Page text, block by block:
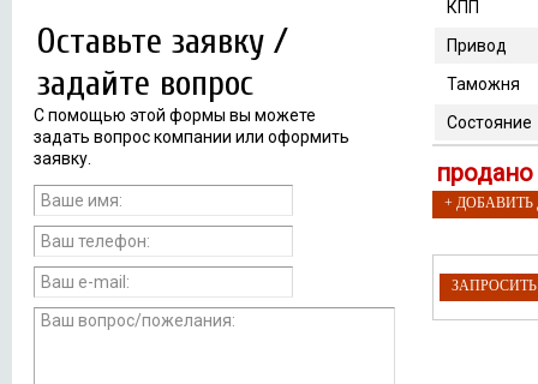
Оставьте заявку /
задайте вопрос
С помощью этой формы вы можете
задать вопрос компании или оформить
заявку.
КПП
Привод
Таможня
Состояние
продано
+